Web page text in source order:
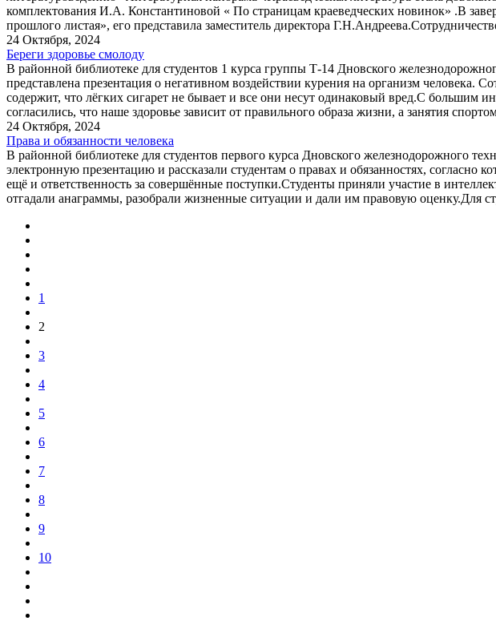
комплектования И.А. Константиновой « По страницам краеведческих новинок» .В
прошлого листая», его представила заместитель директора
24 Октября, 2024
Береги здоровье смолоду
В районной библиотеке для студентов 1 курса группы Т-14 Дновского
представлена презентация о негативном воздействии курения на организм человека.
содержит, что лёгких сигарет не бывает и все они несут одинаковый вред.С большим
согласились, что наше здоровье зависит от правильного образа жизни, а занятия
24 Октября, 2024
Права и обязанности человека
В районной библиотеке для студентов первого курса Дновского железнодорожного
электронную презентацию и рассказали студентам о правах и обязанностях,
ещё и ответственность за совершённые поступки.Студенты приняли участие в
отгадали анаграммы, разобрали жизненные ситуации и дали им правовую оценку.Для
1
2
3
4
5
6
7
8
9
10